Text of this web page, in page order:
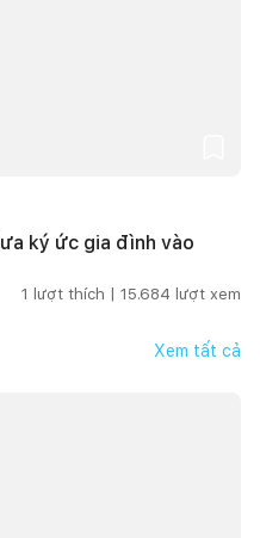
ký ức gia đình vào
1 lượt thích | 15.684 lượt xem
Xem tất cả